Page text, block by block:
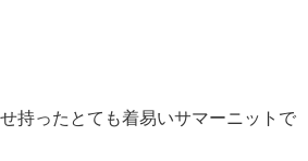
持ったとても着易いサマーニットで